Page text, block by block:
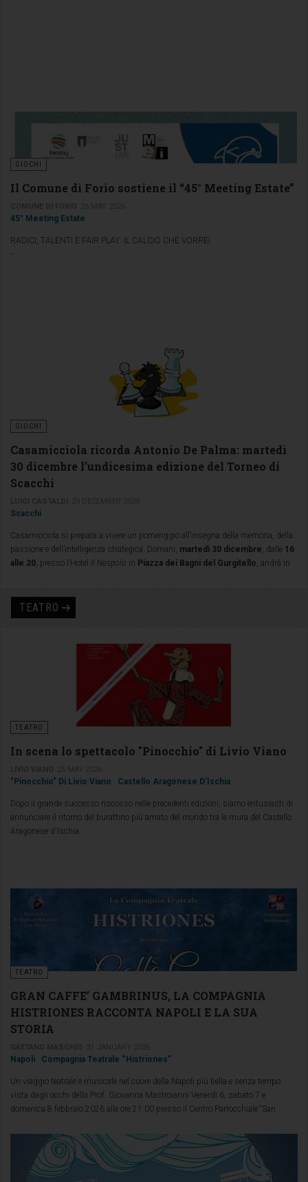
GIOCHI
Il Comune di Forio sostiene il “45° Meeting Estate”
45° Meeting Estate
RADICI, TALENTI E FAIR PLAY: IL CALCIO CHE VORREI
-
GIOCHI
Casamicciola ricorda Antonio De Palma: martedì
30 dicembre l’undicesima edizione del Torneo di
Scacchi
Scacchi
Casamicciola si prepara a vivere un pomeriggio all’insegna della memoria, della
passione e dell’intelligenza strategica. Domani, martedì 30 dicembre, dalle 16
alle 20, presso l’Hotel Il Nespolo in Piazza dei Bagni del Gurgitello, andrà in
TEATRO
TEATRO
In scena lo spettacolo "Pinocchio" di Livio Viano
"Pinocchio" Di Livio Viano Castello Aragonese D'Ischia
Dopo il grande successo riscosso nelle precedenti edizioni, siamo entusiasti di
annunciare il ritorno del burattino più amato del mondo tra le mura del Castello
Aragonese d'Ischia.
TEATRO
GRAN CAFFE’ GAMBRINUS, LA COMPAGNIA
HISTRIONES RACCONTA NAPOLI E LA SUA
STORIA
Napoli Compagnia Teatrale “Histriones”
Un viaggio teatrale e musicale nel cuore della Napoli più bella e senza tempo
vista dagli occhi della Prof. Giovanna Mastroianni Venerdì 6, sabato 7 e
domenica 8 febbraio 2026 alle ore 21:00 presso il Centro Parrocchiale “San
Gambrinus.